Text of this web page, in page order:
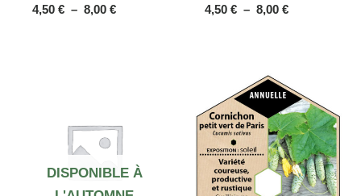
4,50€ – 8,00€Plage
4,50€ – 8,00€Plage
8,00 €
DISPONIBLE À